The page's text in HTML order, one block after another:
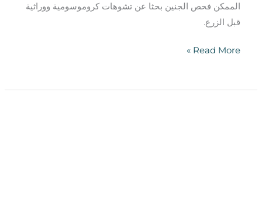
الممكن فحص الجنين بحثا عن تشوهات كروموسومية ووراثية
قبل الزرع.
Read More »